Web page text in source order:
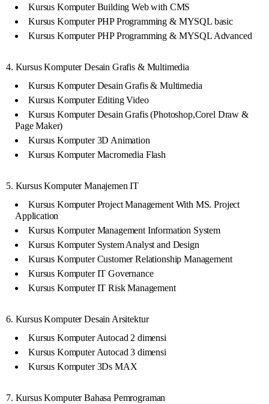
Kursus Komputer Building Web with CMS
Kursus Komputer PHP Programming & MYSQL basic
Kursus Komputer PHP Programming & MYSQL Advanced
4. Kursus Komputer Desain Grafis & Multimedia
Kursus Komputer Desain Grafis & Multimedia
Kursus Komputer Editing Video
Kursus Komputer Desain Grafis (Photoshop,Corel Draw &
Page Maker)
Kursus Komputer 3D Animation
Kursus Komputer Macromedia Flash
5. Kursus Komputer Manajemen IT
Kursus Komputer Project Management With MS. Project
Application
Kursus Komputer Management Information System
Kursus Komputer System Analyst and Design
Kursus Komputer Customer Relationship Management
Kursus Komputer IT Governance
Kursus Komputer IT Risk Management
6. Kursus Komputer Desain Arsitektur
Kursus Komputer Autocad 2 dimensi
Kursus Komputer Autocad 3 dimensi
Kursus Komputer 3Ds MAX
7. Kursus Komputer Bahasa Pemrograman